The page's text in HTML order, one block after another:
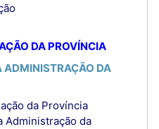
DA PROVÍNCIA
ADMINISTRAÇÃO DA
da Província
Administração da